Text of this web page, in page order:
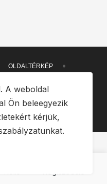
OLDALTÉRKÉP
jog fenntartva.
A weboldal
Ön beleegyezik
kérjük,